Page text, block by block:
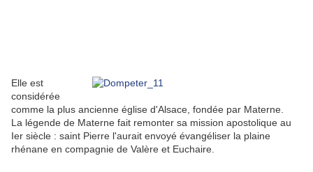
Elle est
considérée
comme la plus ancienne église d'Alsace, fondée par Materne.
La légende de Materne fait remonter sa mission apostolique au
Ier siècle : saint Pierre l'aurait envoyé évangéliser la plaine
rhénane en compagnie de Valère et Euchaire.